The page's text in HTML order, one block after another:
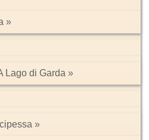
Lago di Garda